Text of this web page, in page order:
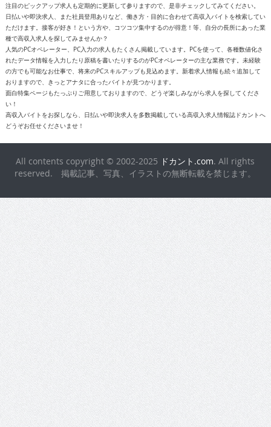
注目のピックアップ求人も定期的に更新して参りますので、是非チェックしてみてください。
日払いや即決求人、また社員登用ありなど、働き方・目的に合わせて高収入バイトを検索してい
ただけます。接客が好き！という方や、コツコツ集中するのが得意！等、自分の長所にあった業
種で高収入求人を探してみませんか？
人気のPCオペレーター、PC入力の求人もたくさん掲載しています。PCを使って、各種数値化さ
れたデータ情報を入力したり原稿を書いたりするのがPCオペレーターの主な業務です。未経験
の方でも可能なお仕事で、将来のPCスキルアップも見込めます。新着求人情報も続々追加して
おりますので、きっとアナタに合ったバイトが見つかります。
面白特集ページもたっぷりご用意しておりますので、どうぞ楽しみながら求人を探してくださ
い！
高収入バイトをお探しなら、日払いや即決求人を多数掲載している高収入求人情報誌ドカントへ
どうぞお任せくださいませ！
All contents copyright © 2002-2025 ドカント.com. All rights
reserved. 掲載記事、写真、イラストの無断転載を禁じます。